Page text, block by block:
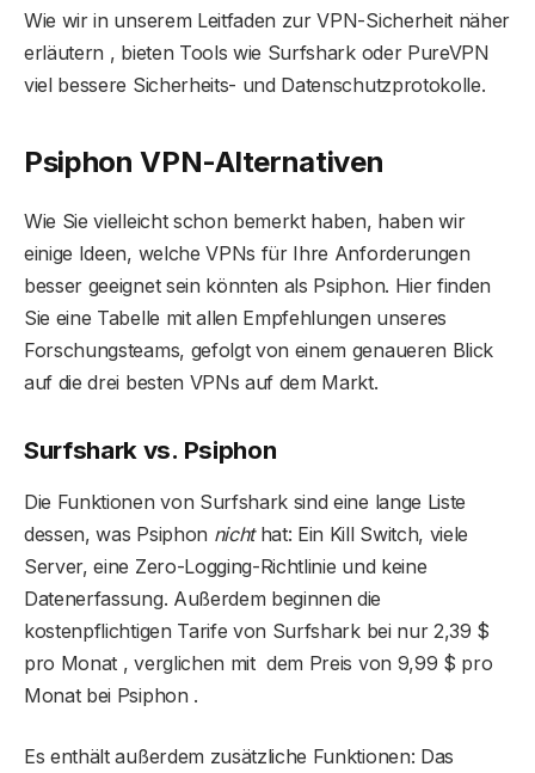
Wie wir in unserem Leitfaden zur VPN-Sicherheit näher
erläutern , bieten Tools wie Surfshark oder PureVPN
viel bessere Sicherheits- und Datenschutzprotokolle.
Psiphon VPN-Alternativen
Wie Sie vielleicht schon bemerkt haben, haben wir
einige Ideen, welche VPNs für Ihre Anforderungen
besser geeignet sein könnten als Psiphon. Hier finden
Sie eine Tabelle mit allen Empfehlungen unseres
Forschungsteams, gefolgt von einem genaueren Blick
auf die drei besten VPNs auf dem Markt.
Surfshark vs. Psiphon
Die Funktionen von Surfshark sind eine lange Liste
dessen, was Psiphon nichthat: Ein Kill Switch, viele
Server, eine Zero-Logging-Richtlinie und keine
Datenerfassung. Außerdem beginnen die
kostenpflichtigen Tarife von Surfshark bei nur 2,39 $
pro Monat , verglichen mit dem Preis von 9,99 $ pro
Monat bei Psiphon .
Es enthält außerdem zusätzliche Funktionen: Das